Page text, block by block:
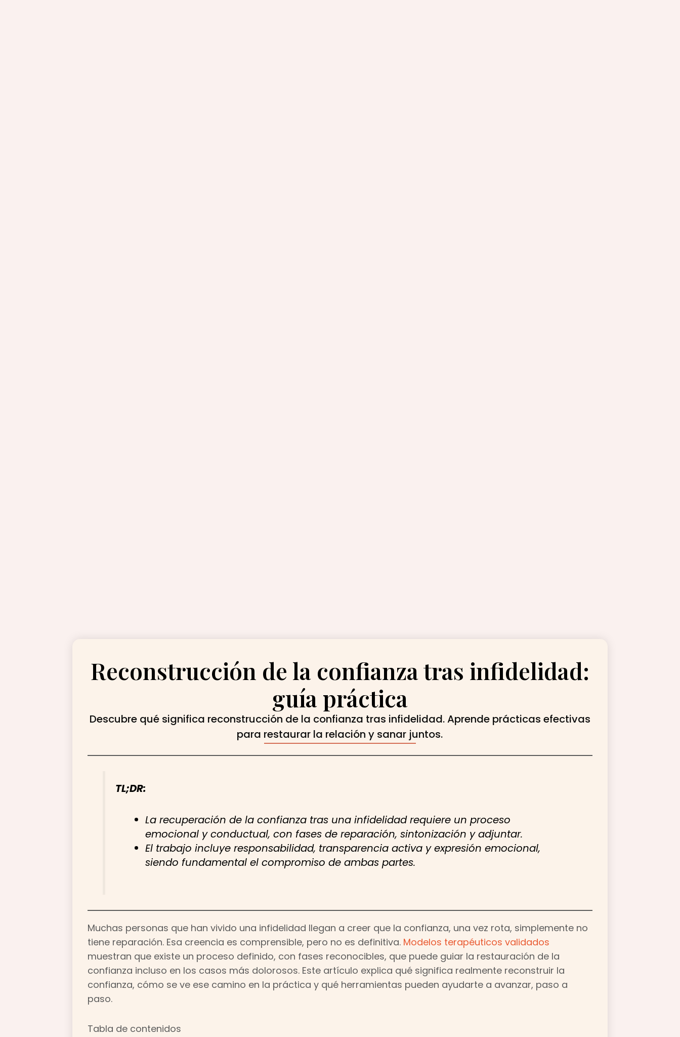
Reconstrucción de la confianza tras infidelidad:
guía práctica
Descubre qué significa reconstrucción de la confianza tras infidelidad. Aprende prácticas efectivas
para restaurar la relación y sanar juntos.
TL;DR:
La recuperación de la confianza tras una infidelidad requiere un proceso
emocional y conductual, con fases de reparación, sintonización y adjuntar.
El trabajo incluye responsabilidad, transparencia activa y expresión emocional,
siendo fundamental el compromiso de ambas partes.
Muchas personas que han vivido una infidelidad llegan a creer que la confianza, una vez rota, simplemente no
tiene reparación. Esa creencia es comprensible, pero no es definitiva. Modelos terapéuticos validados
muestran que existe un proceso definido, con fases reconocibles, que puede guiar la restauración de la
confianza incluso en los casos más dolorosos. Este artículo explica qué significa realmente reconstruir la
confianza, cómo se ve ese camino en la práctica y qué herramientas pueden ayudarte a avanzar, paso a
paso.
Tabla de contenidos